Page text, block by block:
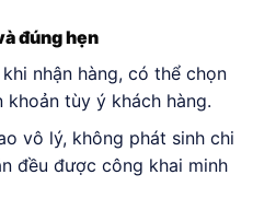
đúng hẹn
nhận hàng, có thể chọn
tùy ý khách hàng.
vô lý, không phát sinh chi
đều được công khai minh